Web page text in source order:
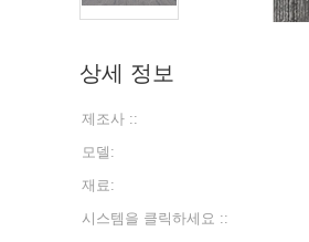
상세 정보
제조사 ::
모델:
재료:
시스템을 클릭하세요 ::